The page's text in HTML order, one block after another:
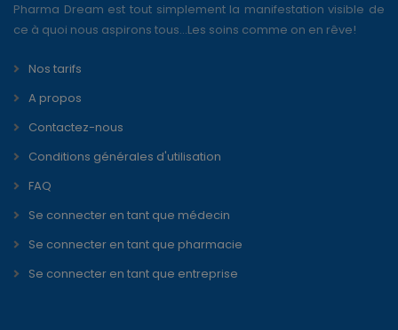
Pharma Dream est tout simplement la manifestation visible de
ce à quoi nous aspirons tous...Les soins comme on en rêve!
Nos tarifs
A propos
Contactez-nous
Conditions générales d'utilisation
FAQ
Se connecter en tant que médecin
Se connecter en tant que pharmacie
Se connecter en tant que entreprise